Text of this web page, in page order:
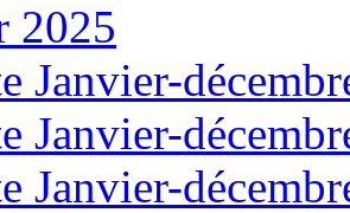
2025
Janvier-
Janvier-
Janvier-